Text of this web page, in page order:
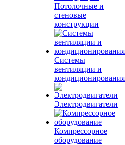
Потолочные и
стеновые
конструкции
Системы
вентиляции и
кондиционирования
Электродвигатели
Компрессорное
оборудование